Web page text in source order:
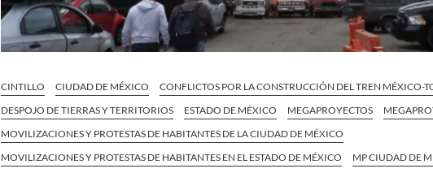
CINTILLO CIUDAD DE MÉXICO
CONFLICTOS POR LA CONSTRUCCIÓN DEL TREN MÉXICO-
DESPOJO DE TIERRAS Y TERRITORIOS
ESTADO DE MÉXICO MEGAPROYECTOS
MOVILIZACIONES Y PROTESTAS DE HABITANTES DE LA CIUDAD DE MÉXICO
MOVILIZACIONES Y PROTESTAS DE HABITANTES EN EL ESTADO DE MÉXICO
MP CIUDAD DE